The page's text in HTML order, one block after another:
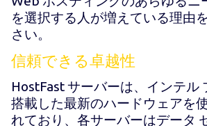
を選択する人が増えている理由
さい。
信頼できる卓越性
HostFast サーバーは、インテル
搭載した最新のハードウェアを
れており、各サーバーはデータ